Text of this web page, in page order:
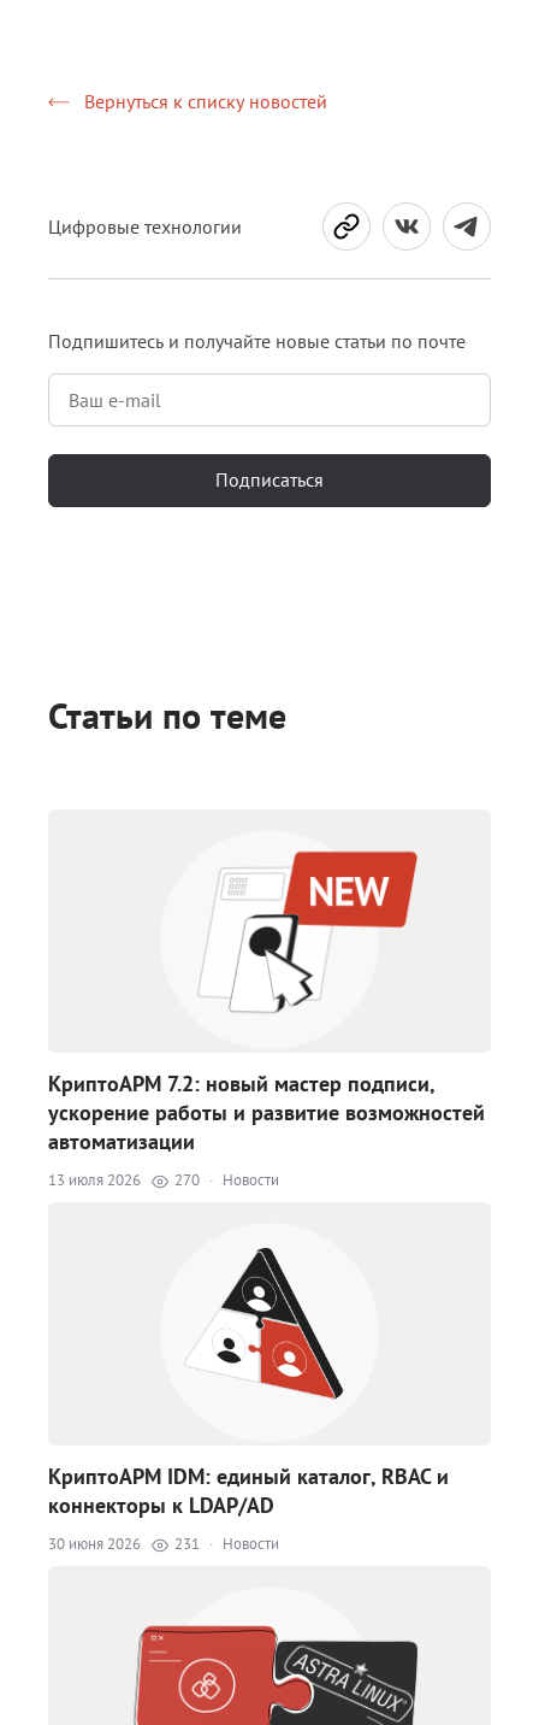
Вернуться к списку новостей
Цифровые технологии
Подпишитесь и получайте новые статьи по почте
Подписаться
Статьи по теме
КриптоАРМ 7.2: новый мастер подписи,
ускорение работы и развитие возможностей
автоматизации
13 июля 2026 270 · Новости
КриптоАРМ IDM: единый каталог, RBAC и
коннекторы к LDAP/AD
30 июня 2026 231 · Новости